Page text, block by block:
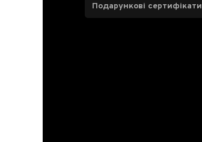
Подарункові сертифікати